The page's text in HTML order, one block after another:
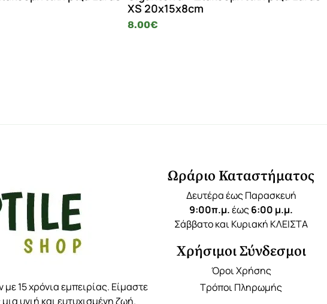
XS 20x15x8cm
8.00€
15 χρόνια εμπειρίας. Είμαστε
υγιή και ευτυχισμένη ζωή.
Ωράριο Καταστήματος
Δευτέρα έως Παρασκευή
9:00π.μ.έως6:00 μ.μ.
Σάββατο και Κυριακή ΚΛΕΙΣΤΑ
Χρήσιμοι Σύνδεσμοι
Όροι Χρήσης
Τρόποι Πληρωμής